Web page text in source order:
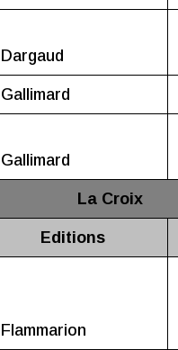
Dargaud
Gallimard
Gallimard
La Croix
Editions
Flammarion